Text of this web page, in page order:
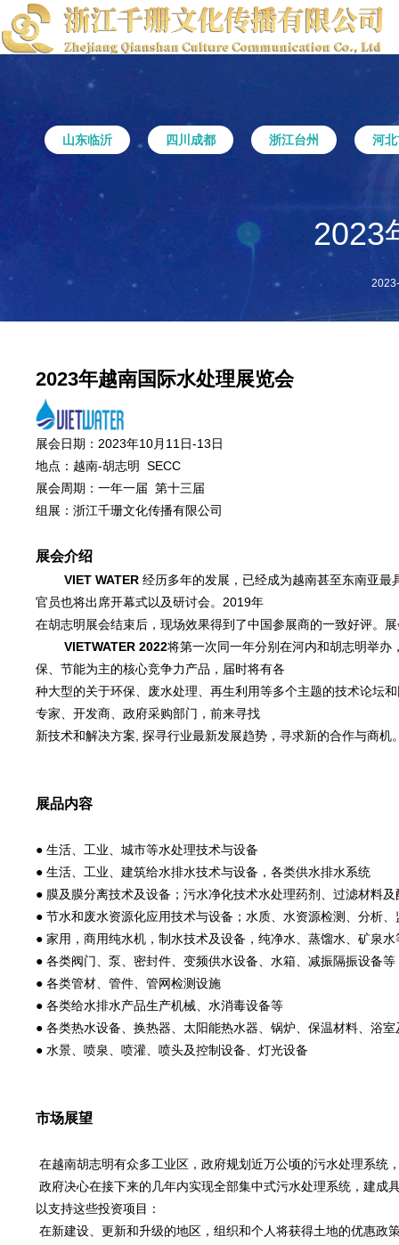
山东临沂 四川成都 浙江台州 河
2023
2023年越南国际水处理展览会
展会日期：2023年10月11日-13日
地点：越南-胡志明 SECC
展会周期：一年一届 第十三届
组展：浙江千珊文化传播有限公司
展会介绍
VIET WATER 经历多年的发展，已经成为越南甚至东南亚
官员也将出席开幕式以及研讨会。2019年
在胡志明展会结束后，现场效果得到了中国参展商的一致好评。
VIETWATER 2022将第一次同一年分别在河内和胡志明举
保、节能为主的核心竞争力产品，届时将有各
种大型的关于环保、废水处理、再生利用等多个主题的技术论坛
专家、开发商、政府采购部门，前来寻找
新技术和解决方案, 探寻行业最新发展趋势，寻求新的合作与商机
展品内容
● 生活、工业、城市等水处理技术与设备
● 生活、工业、建筑给水排水技术与设备，各类供水排水系统
● 膜及膜分离技术及设备；污水净化技术水处理药剂、过滤材料及
● 节水和废水资源化应用技术与设备；水质、水资源检测、分析
● 家用，商用纯水机，制水技术及设备，纯净水、蒸馏水、矿泉
● 各类阀门、泵、密封件、变频供水设备、水箱、减振隔振设备等
● 各类管材、管件、管网检测设施
● 各类给水排水产品生产机械、水消毒设备等
● 各类热水设备、换热器、太阳能热水器、锅炉、保温材料、浴
● 水景、喷泉、喷灌、喷头及控制设备、灯光设备
市场展望
在越南胡志明有众多工业区，政府规划近万公顷的污水处理系统
政府决心在接下来的几年内实现全部集中式污水处理系统，建成
以支持这些投资项目：
在新建设、更新和升级的地区，组织和个人将获得土地的优惠政